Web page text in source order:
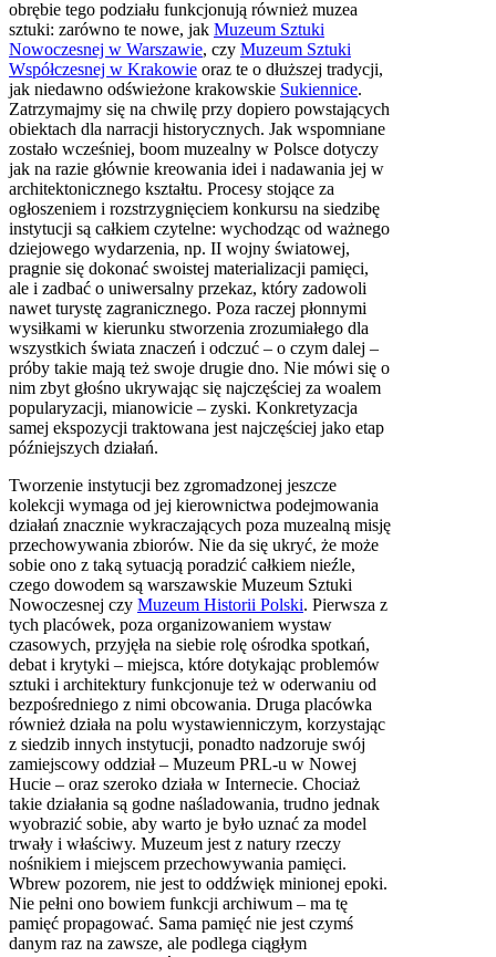
obrębie tego podziału funkcjonują również muzea
sztuki: zarówno te nowe, jak Muzeum Sztuki
Nowoczesnej w Warszawie, czy Muzeum Sztuki
Współczesnej w Krakowie oraz te o dłuższej tradycji,
jak niedawno odświeżone krakowskie Sukiennice.
Zatrzymajmy się na chwilę przy dopiero powstających
obiektach dla narracji historycznych. Jak wspomniane
zostało wcześniej, boom muzealny w Polsce dotyczy
jak na razie głównie kreowania idei i nadawania jej w
architektonicznego kształtu. Procesy stojące za
ogłoszeniem i rozstrzygnięciem konkursu na siedzibę
instytucji są całkiem czytelne: wychodząc od ważnego
dziejowego wydarzenia, np. II wojny światowej,
pragnie się dokonać swoistej materializacji pamięci,
ale i zadbać o uniwersalny przekaz, który zadowoli
nawet turystę zagranicznego. Poza raczej płonnymi
wysiłkami w kierunku stworzenia zrozumiałego dla
wszystkich świata znaczeń i odczuć – o czym dalej –
próby takie mają też swoje drugie dno. Nie mówi się o
nim zbyt głośno ukrywając się najczęściej za woalem
popularyzacji, mianowicie – zyski. Konkretyzacja
samej ekspozycji traktowana jest najczęściej jako etap
późniejszych działań.
Tworzenie instytucji bez zgromadzonej jeszcze
kolekcji wymaga od jej kierownictwa podejmowania
działań znacznie wykraczających poza muzealną misję
przechowywania zbiorów. Nie da się ukryć, że może
sobie ono z taką sytuacją poradzić całkiem nieźle,
czego dowodem są warszawskie Muzeum Sztuki
Nowoczesnej czy Muzeum Historii Polski. Pierwsza z
tych placówek, poza organizowaniem wystaw
czasowych, przyjęła na siebie rolę ośrodka spotkań,
debat i krytyki – miejsca, które dotykając problemów
sztuki i architektury funkcjonuje też w oderwaniu od
bezpośredniego z nimi obcowania. Druga placówka
również działa na polu wystawienniczym, korzystając
z siedzib innych instytucji, ponadto nadzoruje swój
zamiejscowy oddział – Muzeum PRL-u w Nowej
Hucie – oraz szeroko działa w Internecie. Chociaż
takie działania są godne naśladowania, trudno jednak
wyobrazić sobie, aby warto je było uznać za model
trwały i właściwy. Muzeum jest z natury rzeczy
nośnikiem i miejscem przechowywania pamięci.
Wbrew pozorem, nie jest to oddźwięk minionej epoki.
Nie pełni ono bowiem funkcji archiwum – ma tę
pamięć propagować. Sama pamięć nie jest czymś
danym raz na zawsze, ale podlega ciągłym